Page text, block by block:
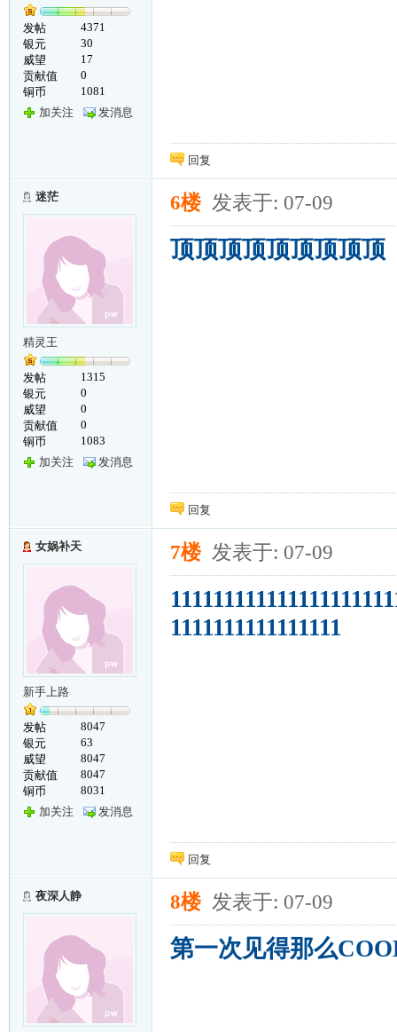
发帖
4371
银元
30
威望
17
贡献值
0
铜币
1081
加关注
发消息
回复
迷茫
精灵王
发帖
1315
银元
0
威望
0
贡献值
0
铜币
1083
加关注
发消息
6楼 发表于: 07-09
顶顶顶顶顶顶顶顶顶
回复
女娲补天
新手上路
发帖
8047
银元
63
威望
8047
贡献值
8047
铜币
8031
加关注
发消息
7楼 发表于: 07-09
1111111111111111
回复
夜深人静 8楼 发表于: 07-09
第一次见得那么